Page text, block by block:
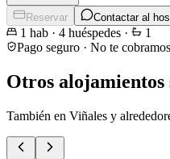
Reservar Contactar al
1 hab · 4 huéspedes ·
1
Pago seguro · No te
Otros alojamientos
También en Viñales y